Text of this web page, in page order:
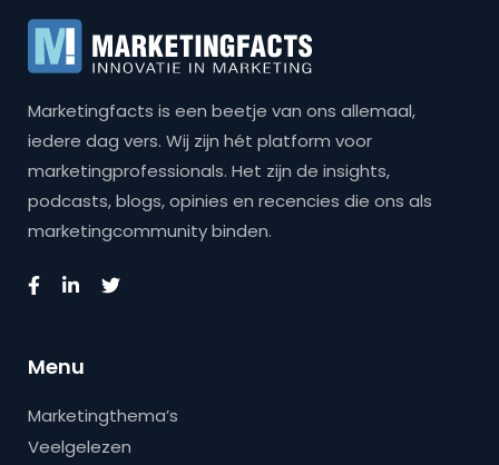
Marketingfacts is een beetje van ons allemaal,
iedere dag vers. Wij zijn hét platform voor
marketingprofessionals. Het zijn de insights,
podcasts, blogs, opinies en recencies die ons als
marketingcommunity binden.
Menu
Marketingthema’s
Veelgelezen